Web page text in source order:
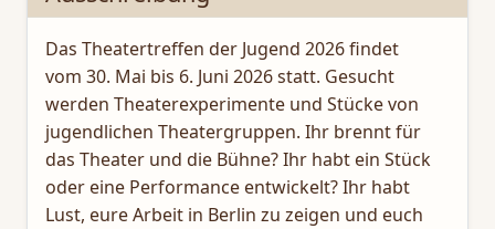
Das Theatertreffen der Jugend 2026 findet
vom 30. Mai bis 6. Juni 2026 statt. Gesucht
werden Theaterexperimente und Stücke von
jugendlichen Theatergruppen. Ihr brennt für
das Theater und die Bühne? Ihr habt ein Stück
oder eine Performance entwickelt? Ihr habt
Lust, eure Arbeit in Berlin zu zeigen und euch